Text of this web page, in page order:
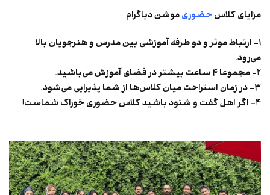
مزایای کلاسحضوریموشن دیاگرام
۱- ارتباط موثر و دو طرفه آموزشی بین مدرس و هنرجویان بالا
می‌رود.
2- مجموعا ۴ ساعت بیشتر در فضای آموزش می‌باشید.
۳- در زمان استراحت میان کلاس‌ها از شما پذیرایی می‌شود.
4- اگر اهل گفت و شنود باشید کلاس حضوری خوراک شماست!